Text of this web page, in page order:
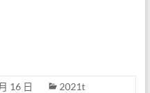
16 日
2021t